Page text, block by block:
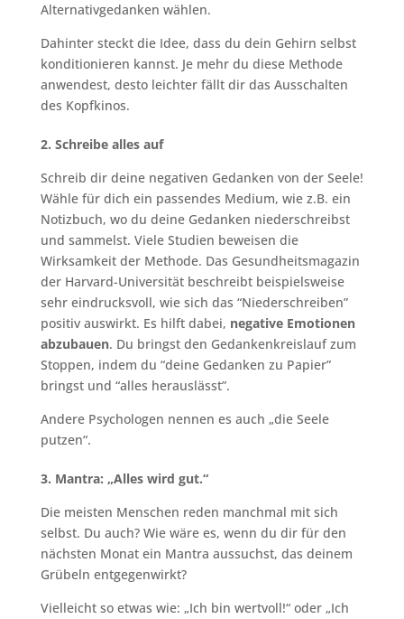
Alternativgedanken wählen.
Dahinter steckt die Idee, dass du dein Gehirn selbst
konditionieren kannst. Je mehr du diese Methode
anwendest, desto leichter fällt dir das Ausschalten
des Kopfkinos.
2. Schreibe alles auf
Schreib dir deine negativen Gedanken von der Seele!
Wähle für dich ein passendes Medium, wie z.B. ein
Notizbuch, wo du deine Gedanken niederschreibst
und sammelst. Viele Studien beweisen die
Wirksamkeit der Methode. Das Gesundheitsmagazin
der Harvard-Universität beschreibt beispielsweise
sehr eindrucksvoll, wie sich das “Niederschreiben”
positiv auswirkt. Es hilft dabei, negative Emotionen
abzubauen. Du bringst den Gedankenkreislauf zum
Stoppen, indem du “deine Gedanken zu Papier”
bringst und “alles herauslässt”.
Andere Psychologen nennen es auch „die Seele
putzen“.
3. Mantra: „Alles wird gut.“
Die meisten Menschen reden manchmal mit sich
selbst. Du auch? Wie wäre es, wenn du dir für den
nächsten Monat ein Mantra aussuchst, das deinem
Grübeln entgegenwirkt?
Vielleicht so etwas wie: „Ich bin wertvoll!“ oder „Ich